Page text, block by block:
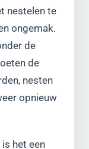
nestelen te
ongemak.
de
de
nesten
opnieuw
het een